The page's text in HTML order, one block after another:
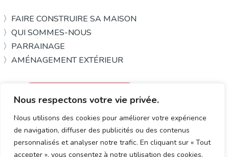
Nous respectons votre vie privée.
Nous utilisons des cookies pour améliorer votre expérience
de navigation, diffuser des publicités ou des contenus
personnalisés et analyser notre trafic. En cliquant sur « Tout
accepter », vous consentez à notre utilisation des cookies.
〉FAIRE CONSTRUIRE SA MAISON
〉QUI SOMMES-NOUS
〉PARRAINAGE
〉AMÉNAGEMENT EXTÉRIEUR
Nous contacter
Grand Ouest Constructions mentionspolitique de